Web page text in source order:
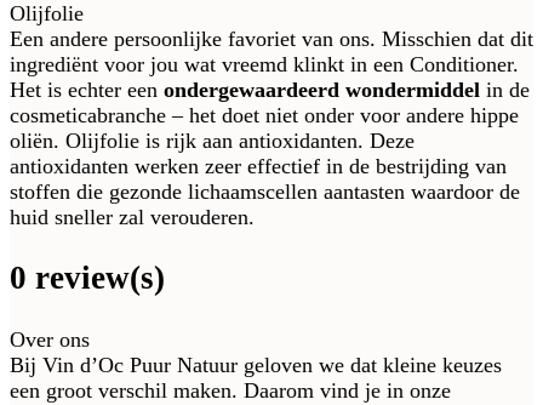
Olijfolie
Een andere persoonlijke favoriet van ons. Misschien dat dit
ingrediënt voor jou wat vreemd klinkt in een Conditioner.
Het is echter een ondergewaardeerd wondermiddel in de
cosmeticabranche – het doet niet onder voor andere hippe
oliën. Olijfolie is rijk aan antioxidanten. Deze
antioxidanten werken zeer effectief in de bestrijding van
stoffen die gezonde lichaamscellen aantasten waardoor de
huid sneller zal verouderen.
0 review(s)
Over ons
Bij Vin d’Oc Puur Natuur geloven we dat kleine keuzes
een groot verschil maken. Daarom vind je in onze